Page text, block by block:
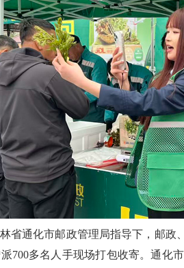
省通化市邮政管理局指导下，邮
700多名人手现场打包收寄。通